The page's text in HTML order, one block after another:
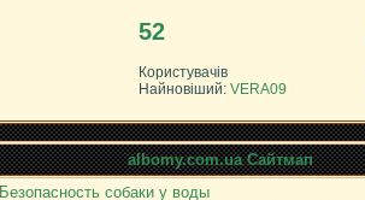
52
Користувачів
Найновіший:VERA09
albomy.com.ua Сайтмап
Безопасность собаки у воды